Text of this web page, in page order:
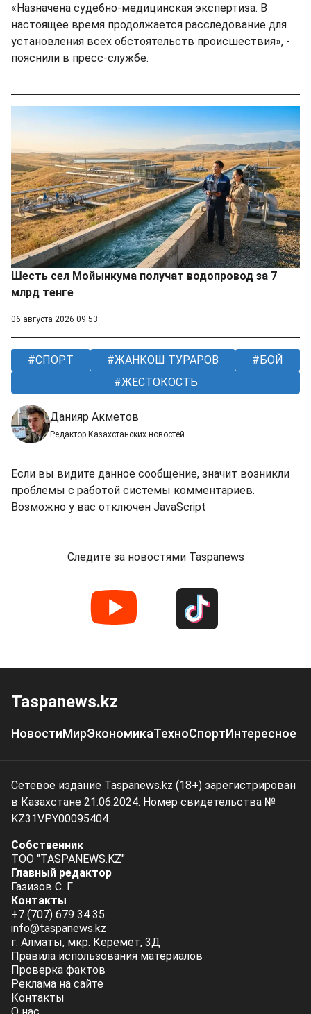
«Назначена судебно-медицинская экспертиза. В
настоящее время продолжается расследование для
установления всех обстоятельств происшествия», -
пояснили в пресс-службе.
Шесть сел Мойынкума получат водопровод за 7
млрд тенге
06 августа 2026 09:53
СПОРТ ЖАНКОШ ТУРАРОВ
БОЙ
ЖЕСТОКОСТЬ
Данияр Акметов
Редактор Казахстанских новостей
Если вы видите данное сообщение, значит возникли
проблемы с работой системы комментариев.
Возможно у вас отключен JavaScript
Следите за новостями Taspanews
Taspanews.kz
НовостиМирЭкономикаТехноСпортИнтересное
Сетевое издание Taspanews.kz (18+) зарегистрирован
в Казахстане 21.06.2024. Номер свидетельства №
KZ31VPY00095404.
Собственник
ТОО "TASPANEWS.KZ"
Главный редактор
Газизов С. Г.
Контакты
+7 (707) 679 34 35
info@taspanews.kz
г. Алматы, мкр. Керемет, 3Д
Правила использования материалов
Проверка фактов
Реклама на сайте
Контакты